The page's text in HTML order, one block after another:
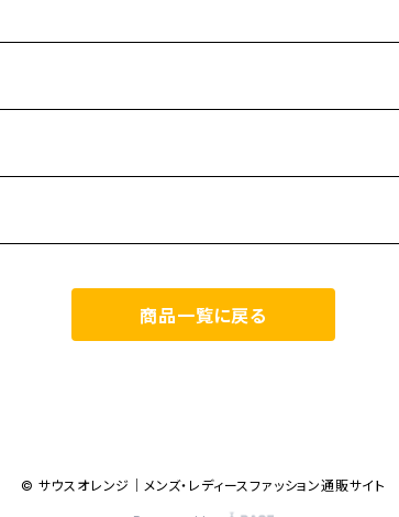
商品一覧に戻る
© サウスオレンジ｜メンズ・レディースファッション通販サイト